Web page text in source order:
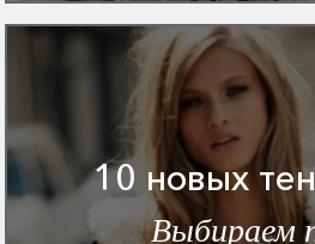
10 новых
Выбираем